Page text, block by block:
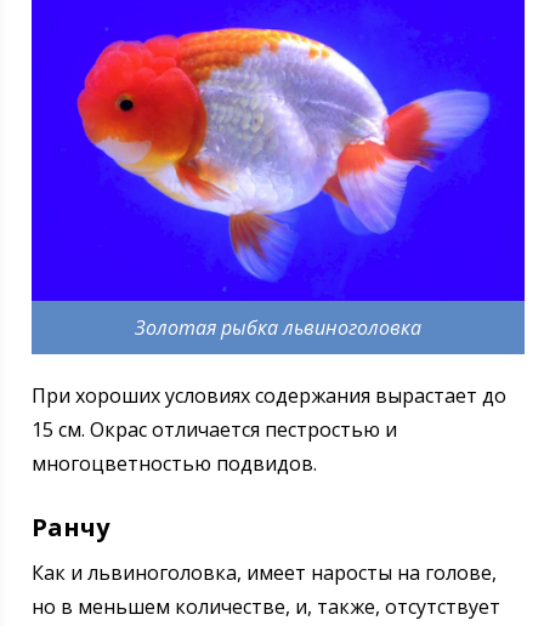
Золотая рыбка львиноголовка
При хороших условиях содержания вырастает до
15 см. Окрас отличается пестростью и
многоцветностью подвидов.
Ранчу
Как и львиноголовка, имеет наросты на голове,
но в меньшем количестве, и, также, отсутствует